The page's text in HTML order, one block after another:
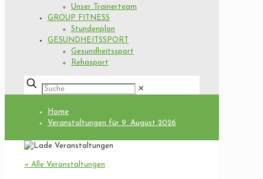
Unser Trainerteam
GROUP FITNESS
Stundenplan
GESUNDHEITSSPORT
Gesundheitssport
Rehasport
✕
Home
Veranstaltungen für 9. August 2026
« Alle Veranstaltungen